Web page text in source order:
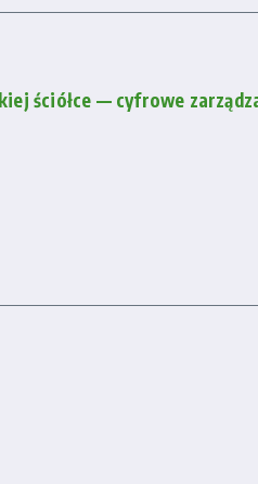
ściółce — cyfrowe